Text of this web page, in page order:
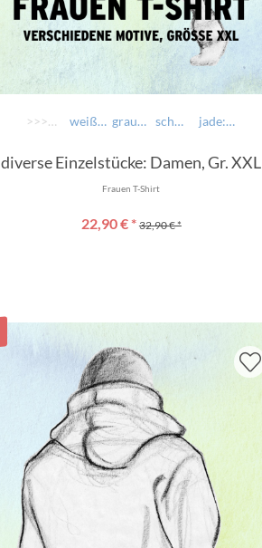
>>>> AUSWÄHLEN >>>> weiß: Schau wia i schau grau-meliert: Biergartensurfer schwarz: Bavarian Underground - Laughing Skull jade: Mei Dirndl is in da Wäsch
diverse Einzelstücke: Damen, Gr. XXL
Frauen T-Shirt
22,90 € * 32,90 € *